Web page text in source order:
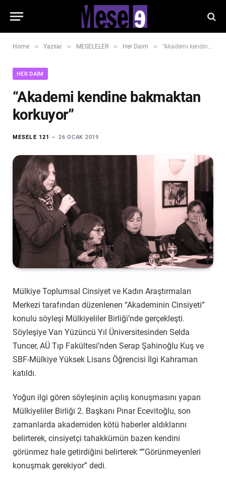
Home » Yazılar » MESELELER » Her Daim » “Akademi kendine bakmaktan korkuyor”
HER DAIM
“Akademi kendine bakmaktan
korkuyor”
MESELE 121 26 OCAK 2019
Mülkiye Toplumsal Cinsiyet ve Kadın Araştırmaları
Merkezi tarafından düzenlenen “Akademinin Cinsiyeti”
konulu söyleşi Mülkiyeliler Birliği’nde gerçekleşti.
Söyleşiye Van Yüzüncü Yıl Üniversitesinden Selda
Tuncer, AÜ Tıp Fakültesi’nden Serap Şahinoğlu Kuş ve
SBF-Mülkiye Yüksek Lisans Öğrencisi İlgi Kahraman
katıldı.
Yoğun ilgi gören söyleşinin açılış konuşmasını yapan
Mülkiyeliler Birliği 2. Başkanı Pınar Ecevitoğlu, son
zamanlarda akademiden kötü haberler aldıklarını
belirterek, cinsiyetçi tahakkümün bazen kendini
görünmez hale getirdiğini belirterek “”Görünmeyenleri
konuşmak gerekiyor” dedi.